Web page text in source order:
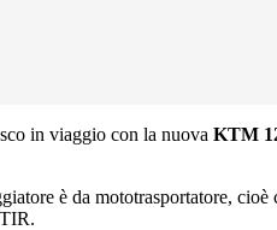
in viaggio con la nuova KTM
è da mototrasportatore, cioè